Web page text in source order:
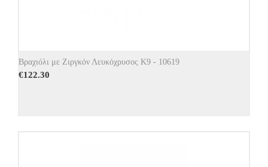
Βραχιόλι με Ζιργκόν Λευκόχρυσος Κ9 - 10619
€122.30